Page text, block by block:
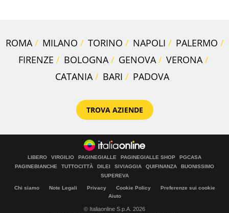
ROMA MILANO TORINO NAPOLI
PALERMO
FIRENZE
BOLOGNA GENOVA
VERONA
CATANIA
BARI PADOVA
TROVA AZIENDE
LIBERO VIRGILIO PAGINEGIALLE PAGINEGIALLE SHOP
PGCASA
PAGINEBIANCHE
TUTTOCITTÀ DILEI SIVIAGGIA QUIFINANZA
BUONISSIMO
SUPEREVA
Chi siamo Note Legali Privacy Cookie Policy
Preferenze sui cookie
Aiuto
© Italiaonline S.p.A. 2026